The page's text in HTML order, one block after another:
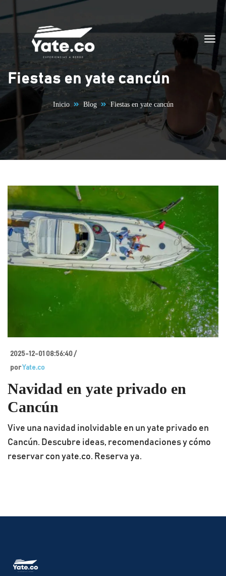
Saltar al contenido
Fiestas en yate cancún
Inicio Blog Fiestas en yate cancún
2025-12-01 08:56:40 /
porYate.co
Navidad en yate privado en
Cancún
Vive una navidad inolvidable en un yate privado en
Cancún. Descubre ideas, recomendaciones y cómo
reservar con yate.co. Reserva ya.